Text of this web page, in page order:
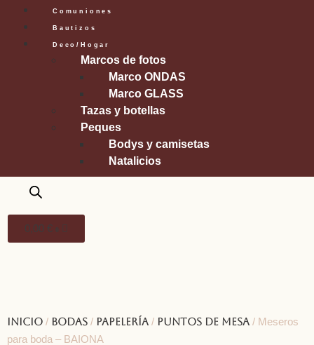
Comuniones
Bautizos
Deco/Hogar
Marcos de fotos
Marco ONDAS
Marco GLASS
Tazas y botellas
Peques
Bodys y camisetas
Natalicios
0,00 € 0
Inicio / Bodas / Papelería / Puntos de mesa / Meseros
para boda – BAIONA